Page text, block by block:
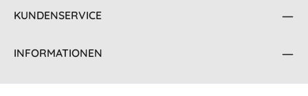
KUNDENSERVICE
INFORMATIONEN